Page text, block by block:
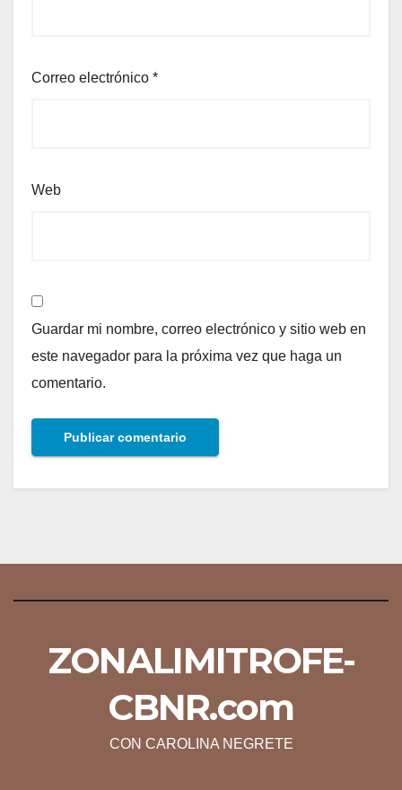
Correo electrónico *
Web
Guardar mi nombre, correo electrónico y sitio web en
este navegador para la próxima vez que haga un
comentario.
ZONALIMITROFE-
CBNR.com
CON CAROLINA NEGRETE